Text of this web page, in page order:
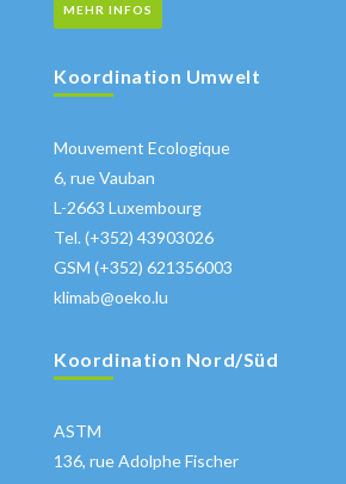
MEHR INFOS
Koordination Umwelt
Mouvement Ecologique
6, rue Vauban
L-2663 Luxembourg
Tel. (+352) 43903026
GSM (+352) 621356003
klimab@oeko.lu
Koordination Nord/Süd
ASTM
136, rue Adolphe Fischer